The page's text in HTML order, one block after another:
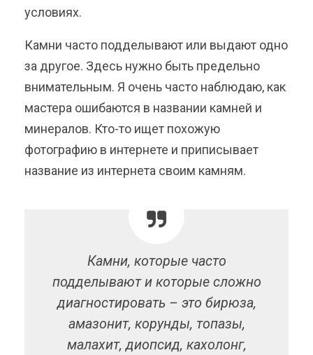
условиях.
Камни часто подделывают или выдают одно
за другое. Здесь нужно быть предельно
внимательным. Я очень часто наблюдаю, как
мастера ошибаются в названии камней и
минералов. Кто-то ищет похожую
фотографию в интернете и приписывает
название из интернета своим камням.
Камни, которые часто
подделывают и которые сложно
диагностировать – это бирюза,
амазонит, корунды, топазы,
малахит, диопсид, кахолонг,